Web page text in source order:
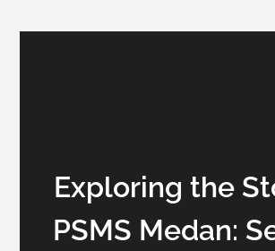
Exploring the
PSMS Medan: